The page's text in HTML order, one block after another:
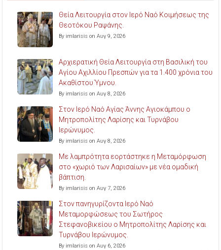
Θεία Λειτουργία στον Ιερό Ναό Κοιμήσεως της
Θεοτόκου Ραψάνης.
By imlarisis on Αυγ 9, 2026
Αρχιερατική Θεία Λειτουργία στη Βασιλική του
Αγίου Αχιλλίου Πρεσπών για τα 1.400 χρόνια του
Ακαθίστου Ύμνου.
By imlarisis on Αυγ 8, 2026
Στον Ιερό Ναό Αγίας Άννης Αγιοκάμπου ο
Μητροπολίτης Λαρίσης και Τυρνάβου
Ιερώνυμος.
By imlarisis on Αυγ 8, 2026
Με λαμπρότητα εορτάστηκε η Μεταμόρφωση
στο «χωριό των Λαρισαίων» με νέα ομαδική
βάπτιση.
By imlarisis on Αυγ 7, 2026
Στον πανηγυρίζοντα Ιερό Ναό
Μεταμορφώσεως του Σωτήρος
Στεφανοβικείου ο Μητροπολίτης Λαρίσης και
Τυρνάβου Ιερώνυμος.
By imlarisis on Αυγ 6, 2026